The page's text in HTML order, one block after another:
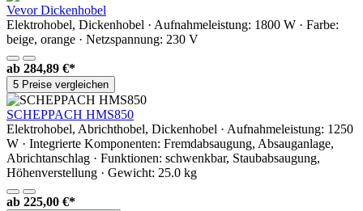
Vevor Dickenhobel
Elektrohobel, Dickenhobel · Aufnahmeleistung: 1800 W · Farbe:
beige, orange · Netzspannung: 230 V
ab 284,89 €*
5 Preise vergleichen
SCHEPPACH HMS850
Elektrohobel, Abrichthobel, Dickenhobel · Aufnahmeleistung: 1250
W · Integrierte Komponenten: Fremdabsaugung, Absauganlage,
Abrichtanschlag · Funktionen: schwenkbar, Staubabsaugung,
Höhenverstellung · Gewicht: 25.0 kg
ab 225,00 €*